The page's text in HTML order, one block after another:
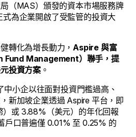
（MAS）頒發的資本市場服務牌
為企業開啟了受監管的投資大
轉化為增長動力，Aspire 與富
Fund Management）聯手，提
投資方案 。
中小企以往面對投資門檻過高、
新加坡企業透過 Aspire 平台，即
或 3.88%（美元）的年化回報
戶口普遍僅 0.01% 至 0.25% 的